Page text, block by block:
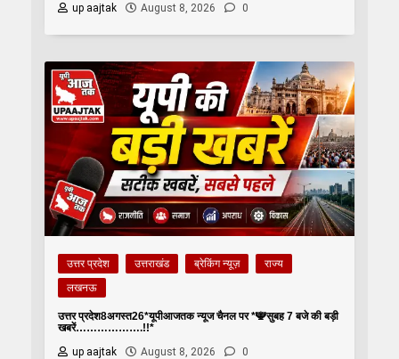
up aajtak
August 8, 2026 0
उत्तर प्रदेश उत्तराखंड ब्रेकिंग न्यूज़
राज्य
लखनऊ
उत्तर प्रदेश8अगस्त26*यूपीआजतक न्यूज चैनल पर *🕎सुबह 7 बजे की बड़ी
खबरें……………….!!*
up aajtak
August 8, 2026 0